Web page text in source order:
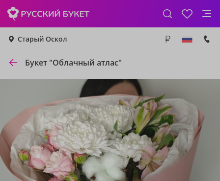
Старый Оскол
Букет "Облачный атлас"